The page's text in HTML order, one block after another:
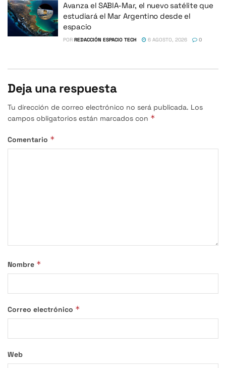
Avanza el SABIA-Mar, el nuevo satélite que
estudiará el Mar Argentino desde el
espacio
POR REDACCIÓN ESPACIO TECH 6 AGOSTO, 2026 0
Deja una respuesta
Tu dirección de correo electrónico no será publicada. Los
campos obligatorios están marcados con *
Comentario *
Nombre *
Correo electrónico *
Web